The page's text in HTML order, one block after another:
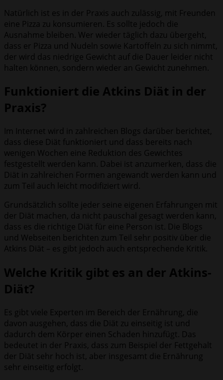
Natürlich ist es in der Praxis auch zulässig, mit Freunden
eine Pizza zu konsumieren. Es sollte jedoch die
Ausnahme bleiben. Wer wieder täglich dazu übergeht,
dass er Pizza und Nudeln sowie Kartoffeln zu sich nimmt,
der wird das niedrige Gewicht auf die Dauer leider nicht
halten können, sondern wieder an Gewicht zunehmen.
Funktioniert die Atkins Diät in der
Praxis?
Im Internet wird in zahlreichen Blogs darüber berichtet,
dass diese Diät funktioniert und dass bereits nach
wenigen Wochen eine Reduktion des Gewichtes
festgestellt werden kann. Dabei ist anzumerken, dass die
Diät in zahlreichen Formen angewandt werden kann und
zum Teil auch leicht modifiziert wird.
Grundsätzlich sollte jeder seine eigenen Erfahrungen mit
der Diät machen, da nicht pauschal gesagt werden kann,
dass es die richtige Diät für eine Person ist. Die Blogs
und Webseiten berichten zum Teil sehr positiv über die
Atkins Diät – es gibt jedoch auch entsprechende Kritik.
Welche Kritik gibt es an der Atkins-
Diät?
Es gibt viele Experten im Bereich der Ernährung, die
davon ausgehen, dass die Diät zu einseitig ist und
dadurch dem Körper einen Schaden hinzufügt. Das
bedeutet in der Praxis, dass zum Beispiel der Fettgehalt
der Diät sehr hoch ist, aber insgesamt die Ernährung
sehr einseitig erfolgt.